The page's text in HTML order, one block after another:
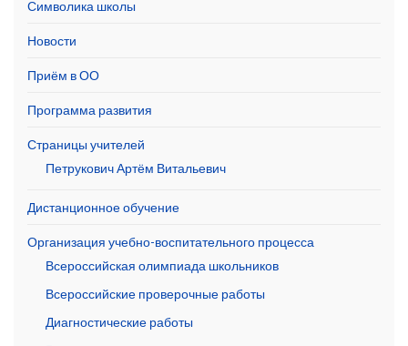
Символика школы
Новости
Приём в ОО
Программа развития
Страницы учителей
Петрукович Артём Витальевич
Дистанционное обучение
Организация учебно-воспитательного процесса
Всероссийская олимпиада школьников
Всероссийские проверочные работы
Диагностические работы